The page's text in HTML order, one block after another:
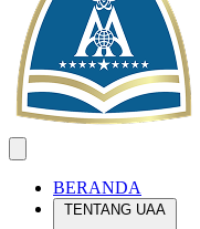
BERANDA
TENTANG UAA